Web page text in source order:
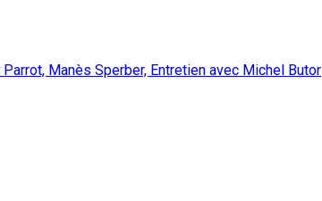
Manès Sperber, Entretien avec Michel Butor